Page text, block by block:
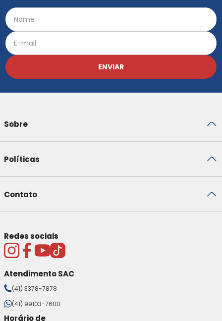
ENVIAR
Sobre
Políticas
Contato
Redes sociais
Atendimento SAC
(41) 3378-7878
(41) 99103-7600
Horário de